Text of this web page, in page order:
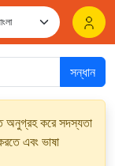
সন্ধান
অনুগ্রহ করে সদস্যতা
এবং ভাষা